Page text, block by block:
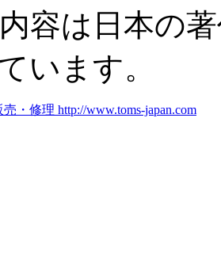
容は日本の
います。
売・修理 http://www.toms-japan.com